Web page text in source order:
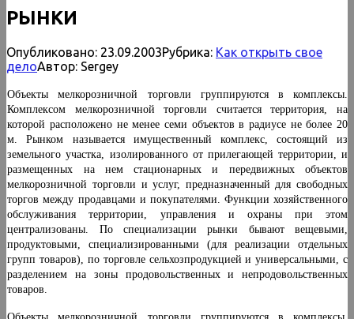
РЫНКИ
Опубликовано: 23.09.2003Рубрика: Как открыть свое
делоАвтор: Sergey
Объекты мелкорозничной торговли группируются в комплексы.
Комплексом мелкорозничной торговли считается территория, на
которой расположено не менее семи объектов в радиусе не более 20
м. Рынком называется имущественный комплекс, состоящий из
земельного участка, изолированного от прилегающей территории, и
размещенных на нем стационарных и передвижных объектов
мелкорозничной торговли и услуг, предназначенный для свободных
торгов между продавцами и покупателями. Функции хозяйственно­го
обслуживания территории, управления и охраны при этом
централизованы. По специализации рынки бывают вещевыми,
продуктовыми, специализирован­ными (для реализации отдельных
групп товаров), по торговле сельхозпродукцией и универсальными, с
раз­делением на зоны продовольственных и непродоволь­ственных
товаров.